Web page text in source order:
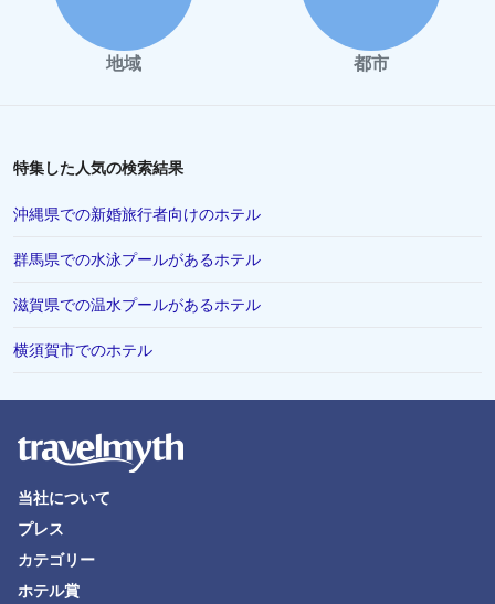
地域 都市
特集した人気の検索結果
沖縄県での新婚旅行者向けのホテル
群馬県での水泳プールがあるホテル
滋賀県での温水プールがあるホテル
横須賀市でのホテル
当社について
プレス
カテゴリー
ホテル賞